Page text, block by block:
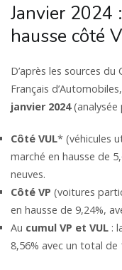
Janvier 2024
hausse côté
D’après les sources
Français
janvier 2024(analysée
Côté VUL* (véhicules
marché en hausse de
neuves.
Côté VP (voitures
en hausse de 9,24%,
Au cumul VP et VUL :
8,56% avec un total de